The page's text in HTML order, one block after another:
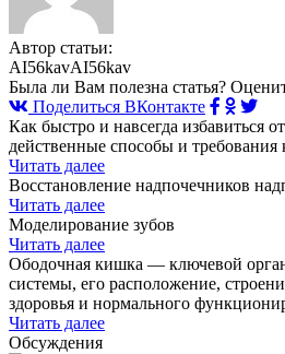
Автор статьи:
AI56kavAI56kav
Была ли Вам полезна статья?
Поделиться ВКонтакте
Как быстро и навсегда избавиться
действенные способы и требования
Читать далее
Восстановление надпочечников
Читать далее
Моделирование зубов
Читать далее
Ободочная кишка — ключевой
системы, его расположение,
здоровья и нормального
Читать далее
Обсуждения